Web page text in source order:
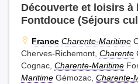
Découverte et loisirs à
Fontdouce (Séjours
France Charente-Maritime
Cherves-Richemont, Charente
Cognac, Charente-Maritime
Maritime Gémozac, Charente-